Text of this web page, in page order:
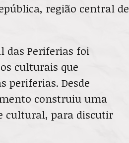
região central de
das Periferias foi
culturais que
periferias. Desde
construiu uma
cultural, para discutir